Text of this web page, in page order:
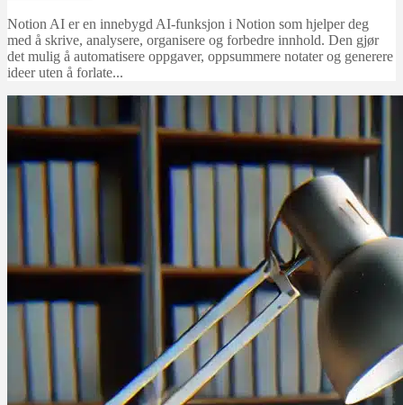
Notion AI er en innebygd AI-funksjon i Notion som hjelper deg
med å skrive, analysere, organisere og forbedre innhold. Den gjør
det mulig å automatisere oppgaver, oppsummere notater og generere
ideer uten å forlate...